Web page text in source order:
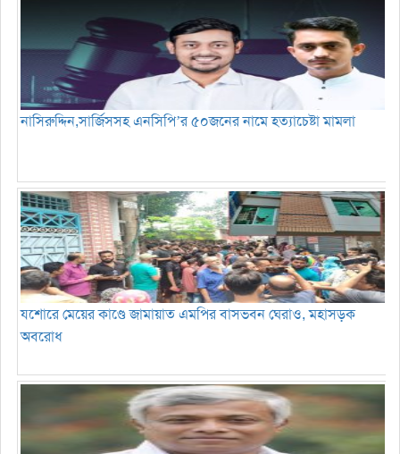
নাসিরুদ্দিন,সার্জিসসহ এনসিপি’র ৫০জনের নামে হত্যাচেষ্টা মামলা
যশোরে মেয়ের কাণ্ডে জামায়াত এমপির বাসভবন ঘেরাও, মহাসড়ক
অবরোধ